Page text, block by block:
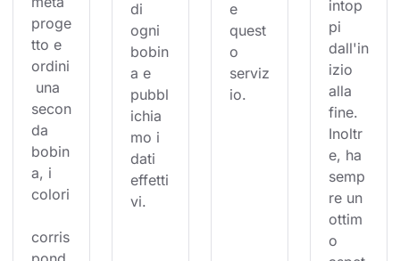
proge
tto e
ordini
una
secon
da
bobin
a, i
colori
corris
di
ogni
bobin
a e
pubbl
ichia
mo i
dati
effetti
vi.
e
quest
o
serviz
io.
intop
pi
dall'in
izio
alla
fine.
Inoltr
e, ha
semp
re un
ottim
o